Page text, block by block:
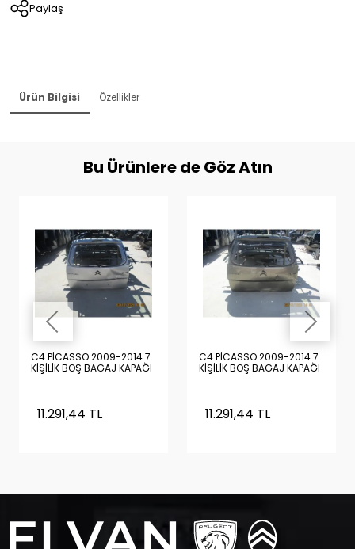
Paylaş
Ürün Bilgisi Özellikler
Bu Ürünlere de Göz Atın
C4 PİCASSO 2009-2014 7
KİŞİLİK BOŞ BAGAJ KAPAĞI
11.291,44 TL
C4 PİCASSO 2009-2014 7
KİŞİLİK BOŞ BAGAJ KAPAĞI
11.291,44 TL